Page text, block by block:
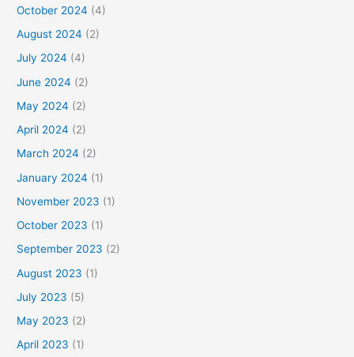
October 2024 (4)
August 2024 (2)
July 2024 (4)
June 2024 (2)
May 2024 (2)
April 2024 (2)
March 2024 (2)
January 2024 (1)
November 2023 (1)
October 2023 (1)
September 2023 (2)
August 2023 (1)
July 2023 (5)
May 2023 (2)
April 2023 (1)